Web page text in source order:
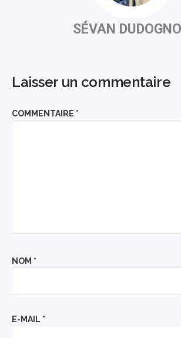
SÉVAN
Laisser un commentaire
COMMENTAIRE *
NOM *
E-MAIL *